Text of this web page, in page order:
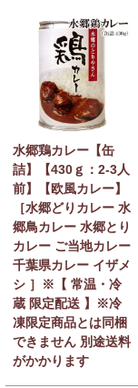
水郷鶏カレー【缶
詰】【430ｇ：2-3人
前】【欧風カレー】
［水郷どりカレー 水
郷鳥カレー 水郷とり
カレー ご当地カレー
千葉県カレー イザメ
シ ］※【 常温・冷
蔵 限定配送 】※冷
凍限定商品とは同梱
できません 別途送料
がかかります